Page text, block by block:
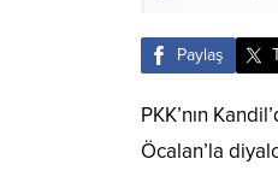
Paylaş
PKK’nın
Öcalan’la